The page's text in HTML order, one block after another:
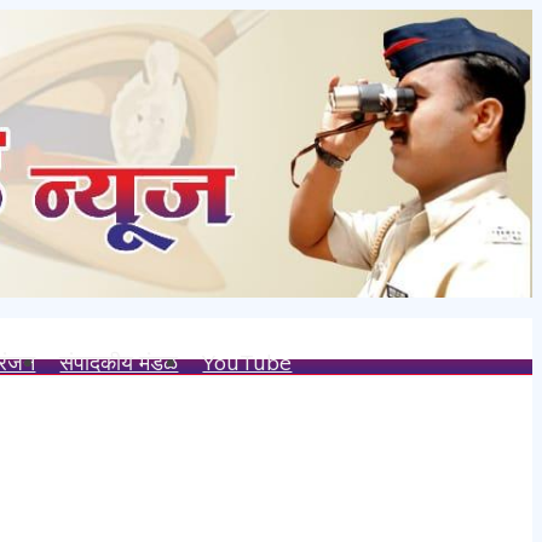
संपादकीय मंडळ YouTube
पूर्ण केले – अविनाश नलावडे